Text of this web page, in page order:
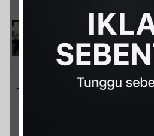
PREVIOUS
Mayat wanita dikerat:
merupakan tunang
Resepi Ayam Sambal Bali – Padu,